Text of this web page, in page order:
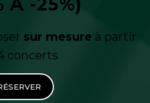
À -25%)
sur mesure à partir
concerts